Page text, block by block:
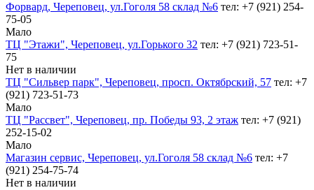
Форвард, Череповец, ул.Гоголя 58 склад №6 тел: +7 (921) 254-
75-05
Мало
ТЦ "Этажи", Череповец, ул.Горького 32 тел: +7 (921) 723-51-
75
Нет в наличии
ТЦ "Сильвер парк", Череповец, просп. Октябрский, 57 тел: +7
(921) 723-51-73
Мало
ТЦ "Рассвет", Череповец, пр. Победы 93, 2 этаж тел: +7 (921)
252-15-02
Мало
Магазин сервис, Череповец, ул.Гоголя 58 склад №6 тел: +7
(921) 254-75-74
Нет в наличии